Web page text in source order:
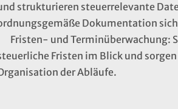
strukturieren steuerrelevante
Dokumentation
Fristen- und Terminüberwachung:
Fristen im Blick und
der Abläufe.